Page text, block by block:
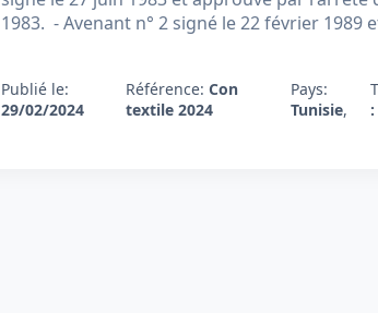
1983. - Avenant n° 2 signé le 22 février 1989
Publié le:
29/02/2024
Référence:Con
textile 2024
Pays:
Tunisie,